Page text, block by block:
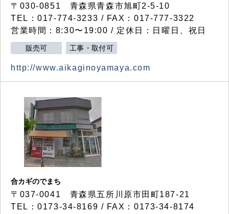
〒030-0851 青森県青森市旭町2-5-10
TEL：017-774-3233 / FAX：017-777-3322
営業時間：8:30〜19:00 / 定休日：日曜日、祝日
販売可 工事・取付可
http://www.aikaginoyamaya.com
合カギのでまち
〒037-0041 青森県五所川原市田町187-21
TEL：0173-34-8169 / FAX：0173-34-8174